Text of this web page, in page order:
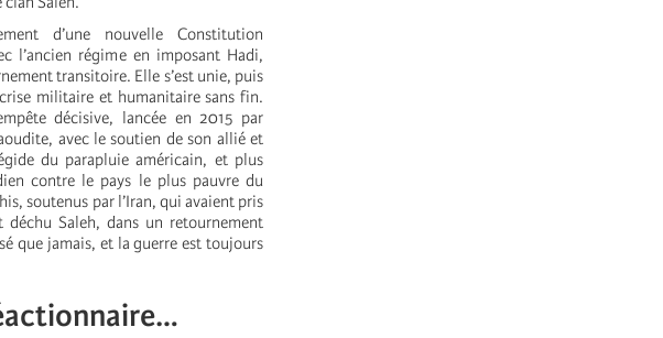
d’une nouvelle Constitution
l’ancien régime en imposant Hadi,
transitoire. Elle s’est unie, puis
militaire et humanitaire sans fin.
décisive, lancée en 2015 par
avec le soutien de son allié et
du parapluie américain, et plus
contre le pays le plus pauvre du
soutenus par l’Iran, qui avaient pris
déchu Saleh, dans un retournement
que jamais, et la guerre est toujours